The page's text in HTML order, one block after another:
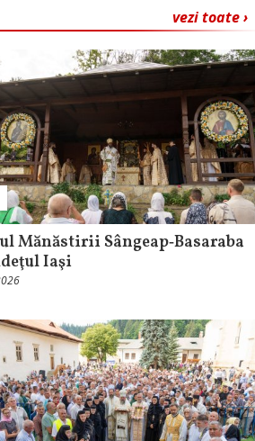
vezi toate ›
Mănăstirii Sângeap‑Basaraba
Iaşi